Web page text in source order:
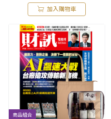
加入購物車
商品組合